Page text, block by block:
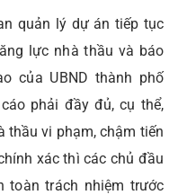
quản lý dự án tiếp tục
lực nhà thầu và báo
của UBND thành phố
phải đầy đủ, cụ thể,
thầu vi phạm, chậm tiến
xác thì các chủ đầu
trách nhiệm trước